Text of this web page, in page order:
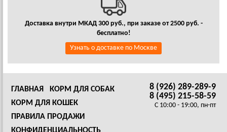
Доставка внутри МКАД 300 руб., при заказе от 2500 руб. -
бесплатно!
Узнать о доставке по Москве
8 (926) 289-289-9
8 (495) 215-58-59
C 10:00 - 19:00, пн-пт
ГЛАВНАЯ
КОРМ ДЛЯ СОБАК
КОРМ ДЛЯ КОШЕК
ПРАВИЛА ПРОДАЖИ